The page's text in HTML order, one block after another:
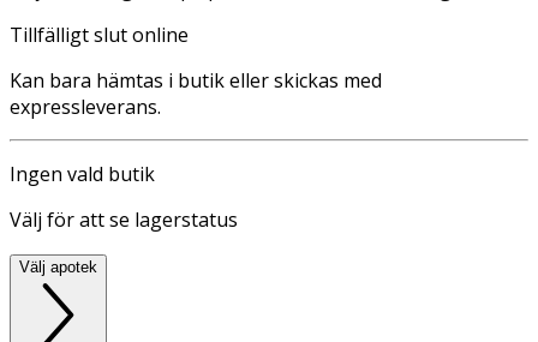
Tillfälligt slut online
Kan bara hämtas i butik eller skickas med
expressleverans.
Ingen vald butik
Välj för att se lagerstatus
Välj apotek